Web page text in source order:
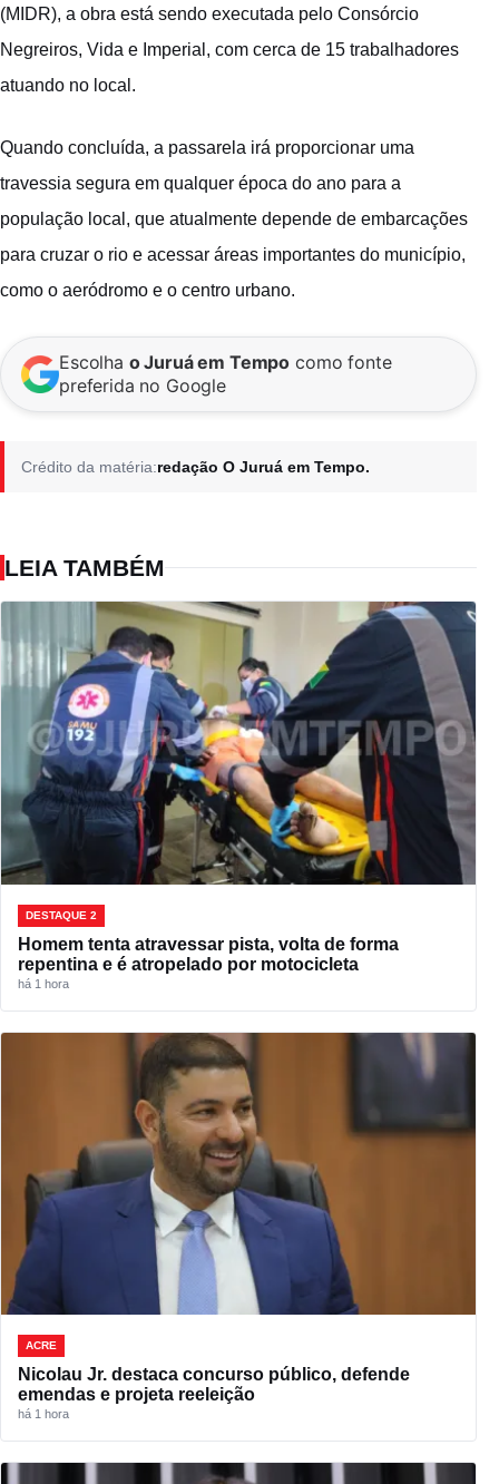
(MIDR), a obra está sendo executada pelo Consórcio
Negreiros, Vida e Imperial, com cerca de 15 trabalhadores
atuando no local.
Quando concluída, a passarela irá proporcionar uma
travessia segura em qualquer época do ano para a
população local, que atualmente depende de embarcações
para cruzar o rio e acessar áreas importantes do município,
como o aeródromo e o centro urbano.
Escolha o Juruá em Tempo como fonte
preferida no Google
Crédito da matéria:redação O Juruá em Tempo.
LEIA TAMBÉM
DESTAQUE 2
Homem tenta atravessar pista, volta de forma
repentina e é atropelado por motocicleta
há 1 hora
ACRE
Nicolau Jr. destaca concurso público, defende
emendas e projeta reeleição
há 1 hora